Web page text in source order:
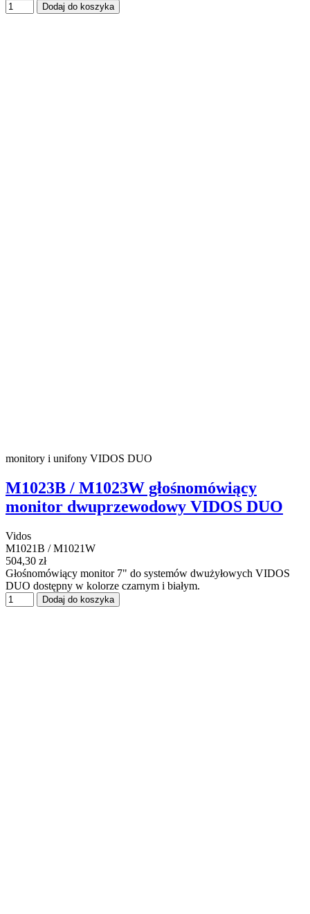
Dodaj do koszyka
monitory i unifony VIDOS DUO
M1023B / M1023W głośnomówiący
monitor dwuprzewodowy VIDOS DUO
Vidos
M1021B / M1021W
504,30 zł
Głośnomówiący monitor 7" do systemów dwużyłowych VIDOS
DUO dostępny w kolorze czarnym i białym.
Dodaj do koszyka